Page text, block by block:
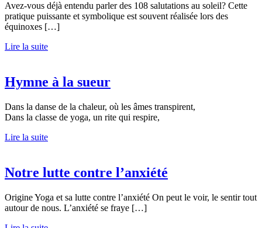
Avez-vous déjà entendu parler des 108 salutations au soleil? Cette
pratique puissante et symbolique est souvent réalisée lors des
équinoxes […]
Lire la suite
Hymne à la sueur
Dans la danse de la chaleur, où les âmes transpirent,
Dans la classe de yoga, un rite qui respire,
Lire la suite
Notre lutte contre l’anxiété
Origine Yoga et sa lutte contre l’anxiété On peut le voir, le sentir tout
autour de nous. L’anxiété se fraye […]